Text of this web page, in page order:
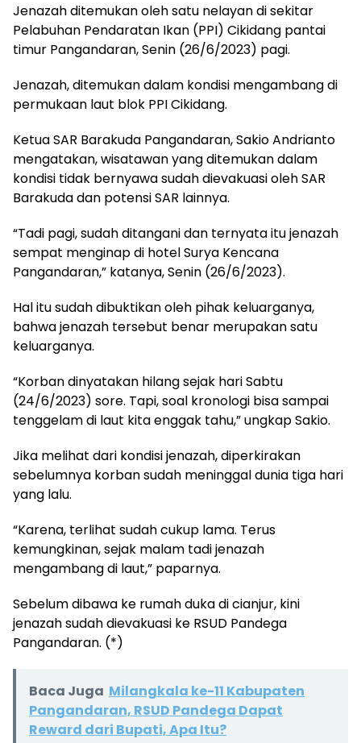
Jenazah ditemukan oleh satu nelayan di sekitar
Pelabuhan Pendaratan Ikan (PPI) Cikidang pantai
timur Pangandaran, Senin (26/6/2023) pagi.
Jenazah, ditemukan dalam kondisi mengambang di
permukaan laut blok PPI Cikidang.
Ketua SAR Barakuda Pangandaran, Sakio Andrianto
mengatakan, wisatawan yang ditemukan dalam
kondisi tidak bernyawa sudah dievakuasi oleh SAR
Barakuda dan potensi SAR lainnya.
“Tadi pagi, sudah ditangani dan ternyata itu jenazah
sempat menginap di hotel Surya Kencana
Pangandaran,” katanya, Senin (26/6/2023).
Hal itu sudah dibuktikan oleh pihak keluarganya,
bahwa jenazah tersebut benar merupakan satu
keluarganya.
“Korban dinyatakan hilang sejak hari Sabtu
(24/6/2023) sore. Tapi, soal kronologi bisa sampai
tenggelam di laut kita enggak tahu,” ungkap Sakio.
Jika melihat dari kondisi jenazah, diperkirakan
sebelumnya korban sudah meninggal dunia tiga hari
yang lalu.
“Karena, terlihat sudah cukup lama. Terus
kemungkinan, sejak malam tadi jenazah
mengambang di laut,” paparnya.
Sebelum dibawa ke rumah duka di cianjur, kini
jenazah sudah dievakuasi ke RSUD Pandega
Pangandaran. (*)
Baca Juga Milangkala ke-11 Kabupaten
Pangandaran, RSUD Pandega Dapat
Reward dari Bupati, Apa Itu?